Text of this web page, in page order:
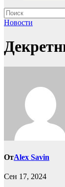
Новости
ОтAlex Savin
Сен 17, 2024